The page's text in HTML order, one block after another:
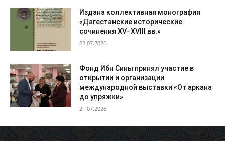
Издана коллективная монография
«Дагестанские исторические
сочинения XV–XVIII вв.»
22.07.2026
Фонд Ибн Сины принял участие в
открытии и организации
международной выставки «От аркана
до упряжки»
21.07.2026